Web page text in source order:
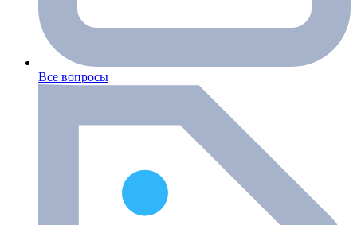
Все вопросы